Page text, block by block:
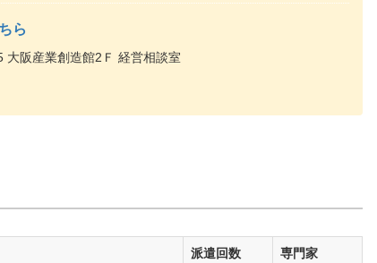
ら
阪産業創造館2Ｆ 経営相談室
派遣回数 専門家